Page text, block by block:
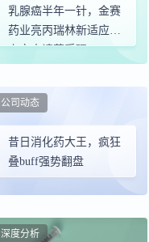
乳腺癌半年一针，金赛
药业亮丙瑞林新适应症
上市申请获受理
昔日消化药大王，疯狂
叠buff强势翻盘
公司动态
深度分析